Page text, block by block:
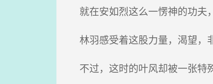
就在安如烈这么一愣神的功夫
林羽感受着这股力量，渴望，
不过，这时的叶风却被一张特